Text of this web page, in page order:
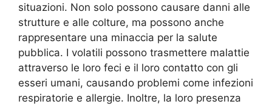
situazioni. Non solo possono causare danni alle
strutture e alle colture, ma possono anche
rappresentare una minaccia per la salute
pubblica. I volatili possono trasmettere malattie
attraverso le loro feci e il loro contatto con gli
esseri umani, causando problemi come infezioni
respiratorie e allergie. Inoltre, la loro presenza